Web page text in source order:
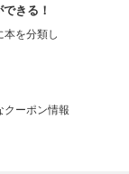
きる！
本を分類し
クーポン情報